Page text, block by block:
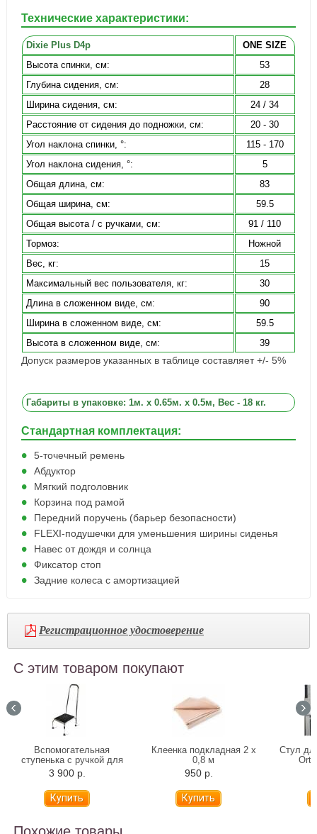
Технические характеристики:
Dixie Plus D4p
ONE SIZE
Высота спинки, см:
53
Глубина сидения, см:
28
Ширина сидения, см:
24 / 34
Расстояние от сидения до подножки, см:
20 - 30
Угол наклона спинки, °:
115 - 170
Угол наклона сидения, °:
5
Общая длина, см:
83
Общая ширина, см:
59.5
Общая высота / с ручками, см:
91 / 110
Тормоз:
Ножной
Вес, кг:
15
Максимальный вес пользователя, кг:
30
Длина в сложенном виде, см:
90
Ширина в сложенном виде, см:
59.5
Высота в сложенном виде, см:
39
Допуск размеров указанных в таблице составляет +/- 5%
Габариты в упаковке: 1м. x 0.65м. x 0.5м, Вес - 18 кг.
Стандартная комплектация:
5-точечный ремень
Абдуктор
Мягкий подголовник
Корзина под рамой
Передний поручень (барьер безопасности)
FLEXI-подушечки для уменьшения ширины сиденья
Навес от дождя и солнца
Фиксатор стоп
Задние колеса с амортизацией
Регистрационное удостоверение
С этим товаром покупают
Вспомогательная
ступенька с ручкой для
ванны 10222H
3 900 р.
Клеенка подкладная 2 х
0,8 м
950 р.
Стул